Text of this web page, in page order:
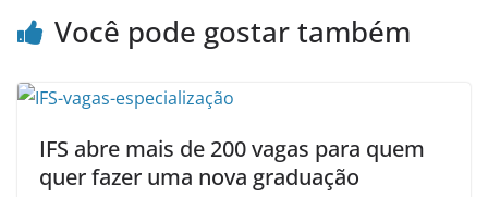
Você pode gostar também
IFS abre mais de 200 vagas para quem
quer fazer uma nova graduação